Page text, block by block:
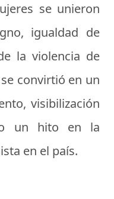
se unieron
igualdad de
la violencia de
convirtió en un
visibilización
un hito en la
en el país.